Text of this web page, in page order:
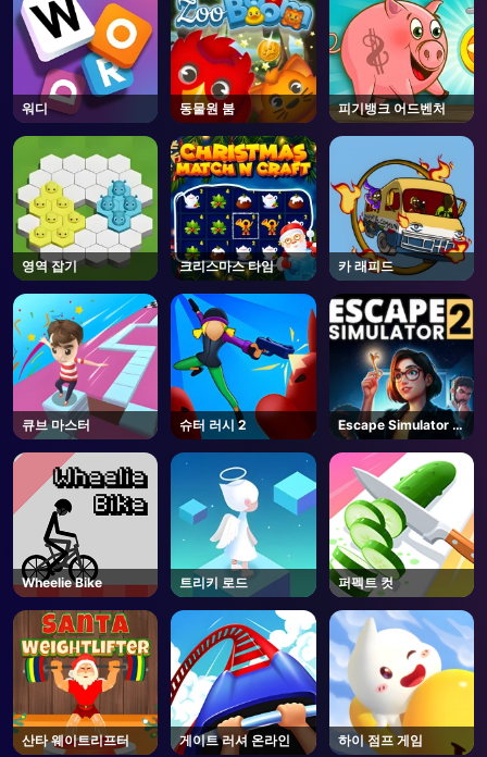
워디 동물원 붐 피기뱅크 어드벤처
영역 잡기 크리스마스 타임 카 래피드
큐브 마스터 슈터 러시 2
Escape Simulator 2
- Steam
Wheelie Bike 트리키 로드 퍼펙트 컷
산타 웨이트리프터 게이트 러셔 온라인 하이 점프 게임